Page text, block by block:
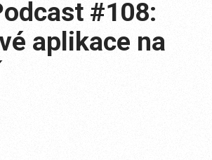
#108:
aplikace na